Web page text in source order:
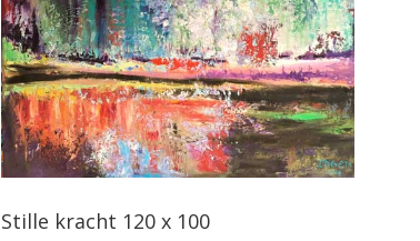
Stille kracht 120 x 100